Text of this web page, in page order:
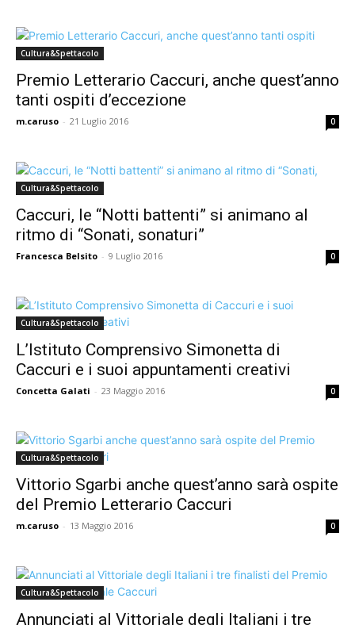
Cultura&Spettacolo
Premio Letterario Caccuri, anche quest’anno
tanti ospiti d’eccezione
m.caruso - 21 Luglio 2016 0
Cultura&Spettacolo
Caccuri, le “Notti battenti” si animano al
ritmo di “Sonati, sonaturi”
Francesca Belsito - 9 Luglio 2016 0
Cultura&Spettacolo
L’Istituto Comprensivo Simonetta di
Caccuri e i suoi appuntamenti creativi
Concetta Galati - 23 Maggio 2016 0
Cultura&Spettacolo
Vittorio Sgarbi anche quest’anno sarà ospite
del Premio Letterario Caccuri
m.caruso - 13 Maggio 2016 0
Cultura&Spettacolo
Annunciati al Vittoriale degli Italiani i tre